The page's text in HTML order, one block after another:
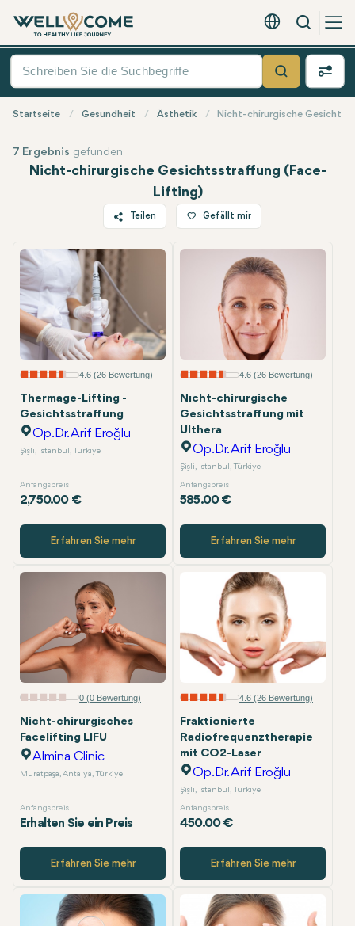
Deutsch - EUR
Suche
Quick
Suche
Startseite Gesundheit Ästhetik Nicht-chirurgische
Nicht-chirurgische Gesichtsstraffung (Face-
Lifting)
7 Ergebnis gefunden
Teilen
Facebook
Linkedin
WhatsApp
Telegram
Gefällt mir
4.6 (26 Bewertung)
Thermage-Lifting -
Gesichtsstraffung
Op.Dr. Arif Eroğlu
Şişli, Istanbul, Türkiye
Anfangspreis
2,750.00 €
Erfahren Sie mehr
4.6 (26 Bewertung)
Nıcht-chirurgische
Gesichtsstraffung mit
Ulthera
Op.Dr. Arif Eroğlu
Şişli, Istanbul, Türkiye
Anfangspreis
585.00 €
Erfahren Sie mehr
0 (0 Bewertung)
Nicht-chirurgisches
Facelifting LIFU
Almina Clinic
Muratpaşa, Antalya, Türkiye
Anfangspreis
Erhalten Sie ein Preis
Erfahren Sie mehr
4.6 (26 Bewertung)
Fraktionierte
Radiofrequenztherapie
mit CO2-Laser
Op.Dr. Arif Eroğlu
Şişli, Istanbul, Türkiye
Anfangspreis
450.00 €
Erfahren Sie mehr